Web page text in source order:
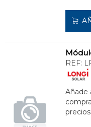
REF:
Añade